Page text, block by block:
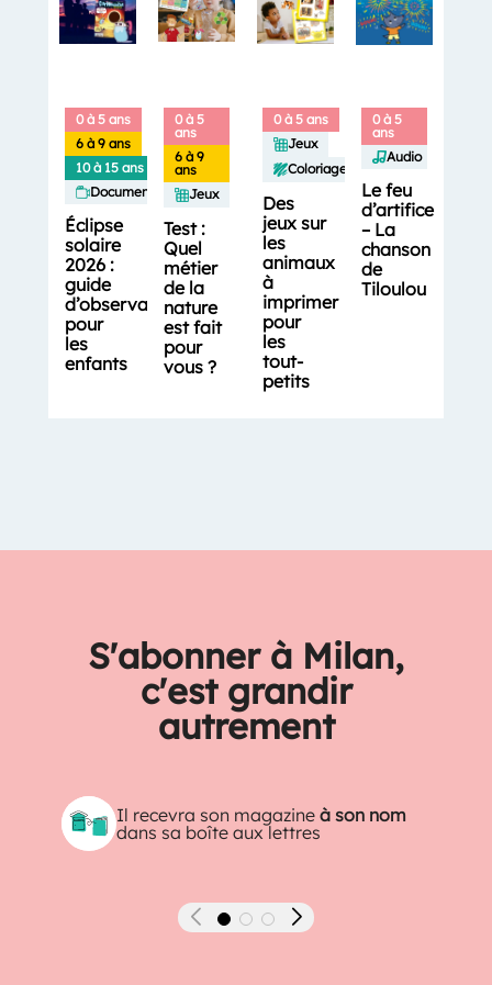
0 à 5 ans
6 à 9 ans
10 à 15 ans
Documentaires
Éclipse
solaire
2026 :
guide
d’observation
pour
les
enfants
0 à 5
ans
6 à 9
ans
Jeux
Test :
Quel
métier
de la
nature
est fait
pour
vous ?
0 à 5 ans
Jeux
Coloriages
Des
jeux sur
les
animaux
à
imprimer
pour
les
tout-
petits
0 à 5
ans
Audio
Le feu
d’artifice
– La
chanson
de
Tiloulou
S'abonner à Milan,
c'est grandir
autrement
Il recevra son magazineà son nom
dans sa boîte aux lettres
Précédent Suivant